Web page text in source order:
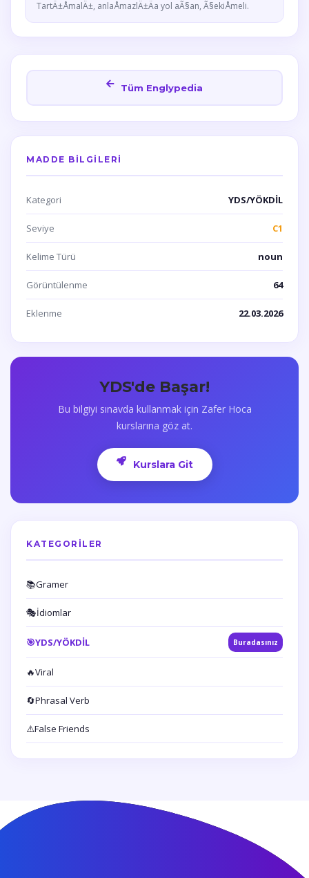
TartÄ±ÅmalÄ±, anlaÅmazlÄ±Äa yol aÃ§an, Ã§ekiÅmeli.
Tüm Englypedia
MADDE BILGILERI
Kategori YDS/YÖKDİL
Seviye C1
Kelime Türü noun
Görüntülenme 64
Eklenme 22.03.2026
YDS'de Başar!
Bu bilgiyi sınavda kullanmak için Zafer Hoca
kurslarına göz at.
Kurslara Git
KATEGORILER
📚Gramer
🎭İdiomlar
🎯YDS/YÖKDİL Buradasınız
🔥Viral
🔄Phrasal Verb
⚠️False Friends